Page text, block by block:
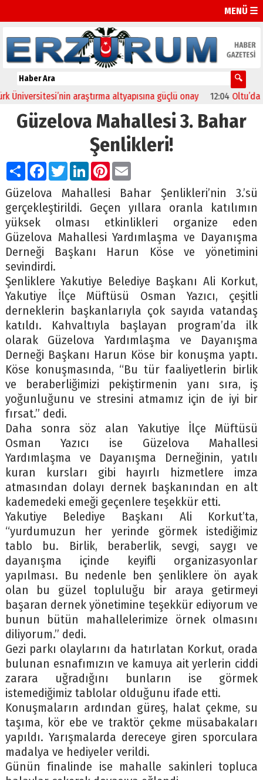
MENÜ ☰
araştırma altyapısına güçlü onay 12:04 Oltu’da
Güzelova Mahallesi 3. Bahar
Şenlikleri!
PaylaşFacebook
TwitterLinkedIn
Pinterest
Email
Güzelova Mahallesi Bahar Şenlikleri’nin 3.’sü
gerçekleştirildi. Geçen yıllara oranla katılımın
yüksek olması etkinlikleri organize eden
Güzelova Mahallesi Yardımlaşma ve Dayanışma
Derneği Başkanı Harun Köse ve yönetimini
sevindirdi.
Şenliklere Yakutiye Belediye Başkanı Ali Korkut,
Yakutiye İlçe Müftüsü Osman Yazıcı, çeşitli
derneklerin başkanlarıyla çok sayıda vatandaş
katıldı. Kahvaltıyla başlayan program’da ilk
olarak Güzelova Yardımlaşma ve Dayanışma
Derneği Başkanı Harun Köse bir konuşma yaptı.
Köse konuşmasında, “Bu tür faaliyetlerin birlik
ve beraberliğimizi pekiştirmenin yanı sıra, iş
yoğunluğunu ve stresini atmamız için de iyi bir
fırsat.” dedi.
Daha sonra söz alan Yakutiye İlçe Müftüsü
Osman Yazıcı ise Güzelova Mahallesi
Yardımlaşma ve Dayanışma Derneğinin, yatılı
kuran kursları gibi hayırlı hizmetlere imza
atmasından dolayı dernek başkanından en alt
kademedeki emeği geçenlere teşekkür etti.
Yakutiye Belediye Başkanı Ali Korkut’ta,
“yurdumuzun her yerinde görmek istediğimiz
tablo bu. Birlik, beraberlik, sevgi, saygı ve
dayanışma içinde keyifli organizasyonlar
yapılması. Bu nedenle ben şenliklere ön ayak
olan bu güzel topluluğu bir araya getirmeyi
başaran dernek yönetimine teşekkür ediyorum ve
bunun bütün mahallelerimize örnek olmasını
diliyorum.” dedi.
Gezi parkı olaylarını da hatırlatan Korkut, orada
bulunan esnafımızın ve kamuya ait yerlerin ciddi
zarara uğradığını bunların ise görmek
istemediğimiz tablolar olduğunu ifade etti.
Konuşmaların ardından güreş, halat çekme, su
taşıma, kör ebe ve traktör çekme müsabakaları
yapıldı. Yarışmalarda dereceye giren sporculara
madalya ve hediyeler verildi.
Günün finalinde ise mahalle sakinleri topluca